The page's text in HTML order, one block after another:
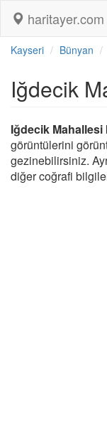
haritayer.com
Kayseri Bünyan
Iğdecik
Iğdecik Mahallesi
görüntülerini
gezinebilirsiniz.
diğer coğrafi